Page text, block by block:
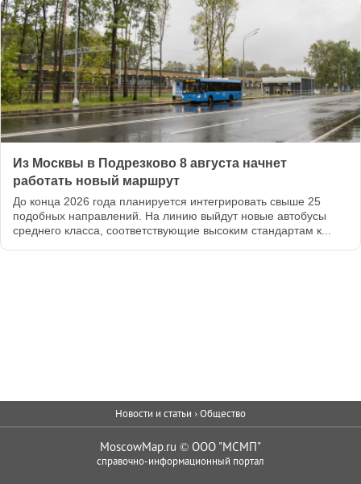
Новости и статьи ›Общество
MoscowMap.ru © OOO "МСМП"